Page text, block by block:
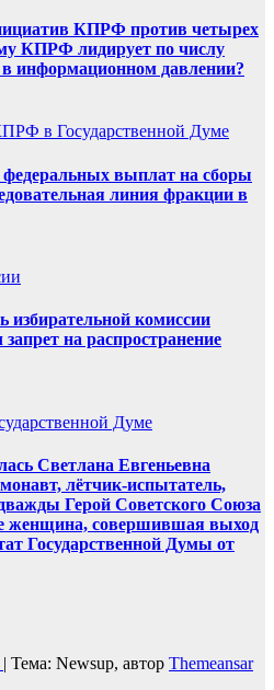
КПРФ против четырех
КПРФ лидирует по числу
в информационном давлении?
в Государственной Думе
выплат на сборы
линия фракции в
избирательной комиссии
на распространение
Думе
Светлана Евгеньевна
лётчик-испытатель,
Герой Советского Союза
женщина, совершившая выход
Государственной Думы от
| Тема: Newsup, автор Themeansar